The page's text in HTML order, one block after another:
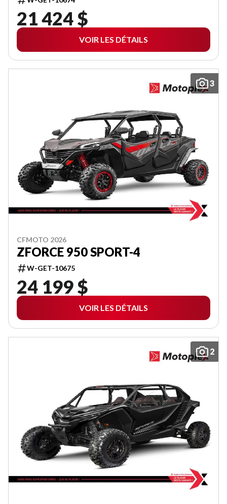
21 424 $
VOIR LES DÉTAILS
3
CFMOTO 2026
ZFORCE 950 SPORT-4
W-GET-10675
24 199 $
VOIR LES DÉTAILS
2